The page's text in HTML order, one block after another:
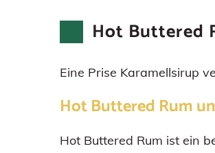
Hot Buttered
Eine Prise Karamellsirup
Hot Buttered Rum
Hot Buttered Rum ist ein